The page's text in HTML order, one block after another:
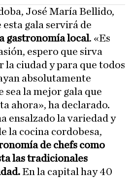
José María Bellido,
gala servirá de
gastronomía local. «Es
espero que sirva
la ciudad y para que todos
absolutamente
sea la mejor gala que
ahora», ha declarado.
ensalzado la variedad y
la cocina cordobesa,
de chefs como
las tradicionales
En la capital hay 40